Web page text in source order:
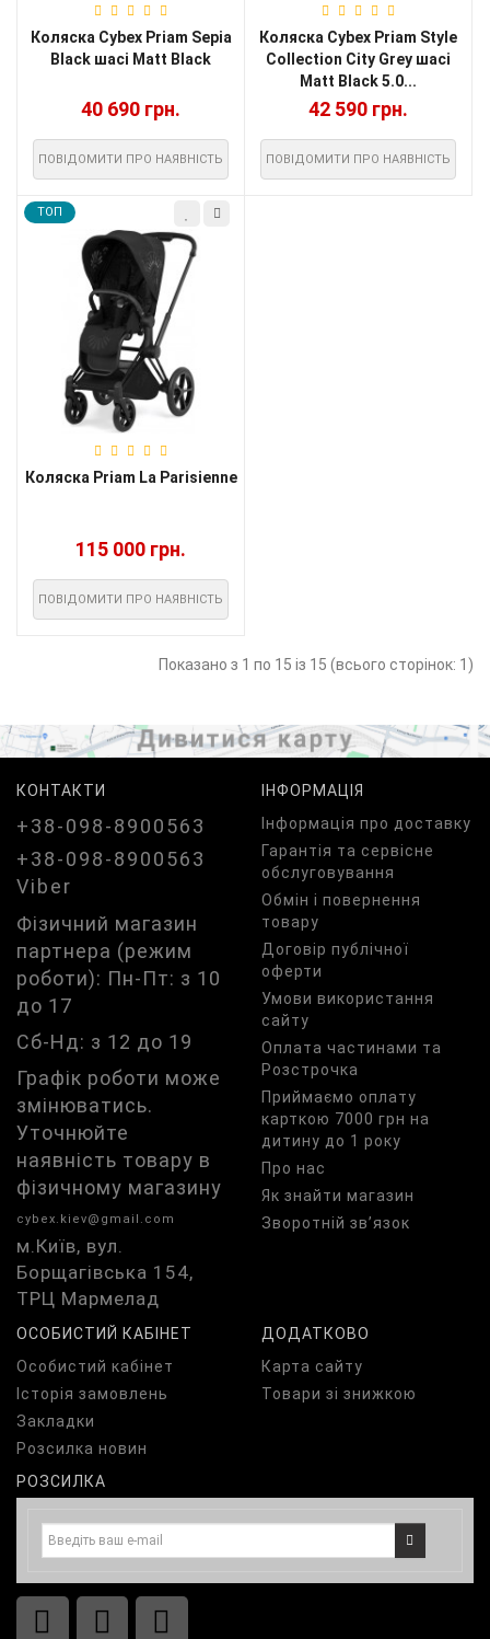
Коляска Cybex Priam Sepia
Black шасі Matt Black
40 690 грн.
ПОВІДОМИТИ ПРО НАЯВНІСТЬ
Коляска Cybex Priam Style
Collection City Grey шасі
Matt Black 5.0...
42 590 грн.
ПОВІДОМИТИ ПРО НАЯВНІСТЬ
TOП
Коляска Priam La Parisienne
115 000 грн.
ПОВІДОМИТИ ПРО НАЯВНІСТЬ
Показано з 1 по 15 із 15 (всього сторінок: 1)
КОНТАКТИ
+38-098-8900563
+38-098-8900563
Viber
Фізичний магазин
партнера (режим
роботи): Пн-Пт: з 10
до 17
Сб-Нд: з 12 до 19
Графік роботи може
змінюватись.
Уточнюйте
наявність товару в
фізичному магазину
cybex.kiev@gmail.com
м.Київ, вул.
Борщагівська 154,
ТРЦ Мармелад
ІНФОРМАЦІЯ
Iнформація про доставку
Гарантія та сервісне
обслуговування
Обмін і повернення
товару
Договір публічної
оферти
Умови використання
сайту
Оплата частинами та
Розстрочка
Приймаємо оплату
карткою 7000 грн на
дитину до 1 року
Про нас
Як знайти магазин
Зворотній зв’язок
ОСОБИСТИЙ КАБІНЕТ
Особистий кабінет
Історія замовлень
Закладки
Розсилка новин
ДОДАТКОВО
Карта сайту
Товари зі знижкою
РОЗСИЛКА